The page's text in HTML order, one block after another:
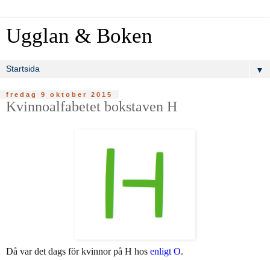
Ugglan & Boken
▼
fredag 9 oktober 2015
Kvinnoalfabetet bokstaven H
Då var det dags för kvinnor på H hos enligt O.